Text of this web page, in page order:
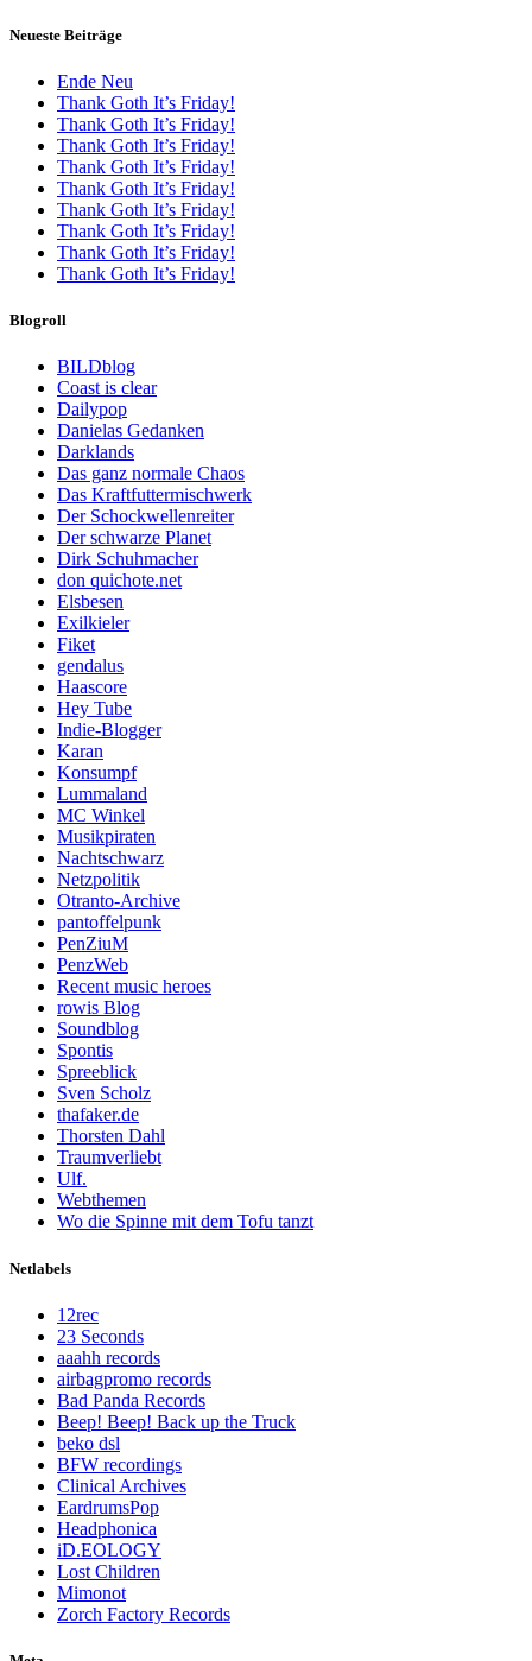
Neueste Beiträge
Ende Neu
Thank Goth It’s Friday!
Thank Goth It’s Friday!
Thank Goth It’s Friday!
Thank Goth It’s Friday!
Thank Goth It’s Friday!
Thank Goth It’s Friday!
Thank Goth It’s Friday!
Thank Goth It’s Friday!
Thank Goth It’s Friday!
Blogroll
BILDblog
Coast is clear
Dailypop
Danielas Gedanken
Darklands
Das ganz normale Chaos
Das Kraftfuttermischwerk
Der Schockwellenreiter
Der schwarze Planet
Dirk Schuhmacher
don quichote.net
Elsbesen
Exilkieler
Fiket
gendalus
Haascore
Hey Tube
Indie-Blogger
Karan
Konsumpf
Lummaland
MC Winkel
Musikpiraten
Nachtschwarz
Netzpolitik
Otranto-Archive
pantoffelpunk
PenZiuM
PenzWeb
Recent music heroes
rowis Blog
Soundblog
Spontis
Spreeblick
Sven Scholz
thafaker.de
Thorsten Dahl
Traumverliebt
Ulf.
Webthemen
Wo die Spinne mit dem Tofu tanzt
Netlabels
12rec
23 Seconds
aaahh records
airbagpromo records
Bad Panda Records
Beep! Beep! Back up the Truck
beko dsl
BFW recordings
Clinical Archives
EardrumsPop
Headphonica
iD.EOLOGY
Lost Children
Mimonot
Zorch Factory Records